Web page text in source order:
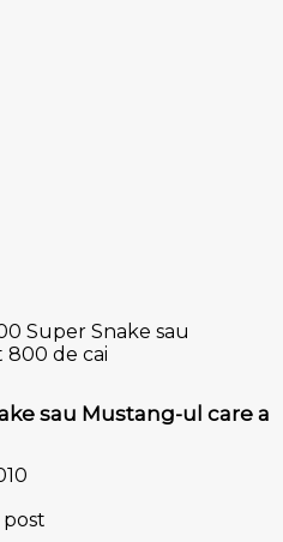
Super Snake sau
800 de cai
sau Mustang-ul care a